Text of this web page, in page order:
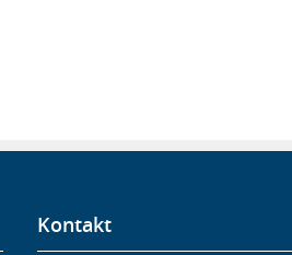
Kontakt